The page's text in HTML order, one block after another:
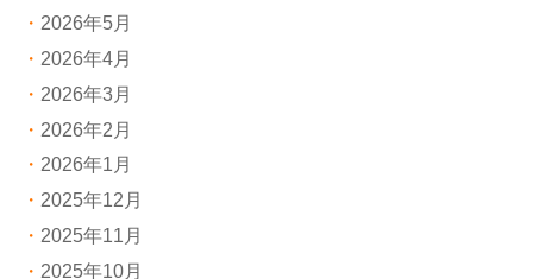
2026年5月
2026年4月
2026年3月
2026年2月
2026年1月
2025年12月
2025年11月
2025年10月